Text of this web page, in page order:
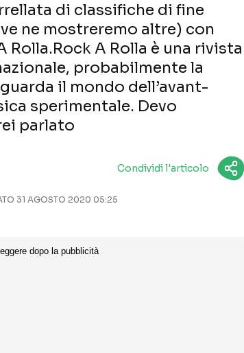
di classifiche di fine
ne mostreremo altre) con
Rolla.Rock A Rolla è una rivista
probabilmente la
il mondo dell’avant-
sperimentale. Devo
parlato
Condividi l'articolo
31 AGOSTO 2020 05:25